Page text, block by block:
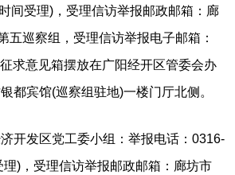
间受理)，受理信访举报邮政邮箱：廊
五巡察组，受理信访举报电子邮箱：
求意见箱摆放在广阳经开区管委会办
都宾馆(巡察组驻地)一楼门厅北侧。
发区党工委小组：举报电话：0316-
)，受理信访举报邮政邮箱：廊坊市